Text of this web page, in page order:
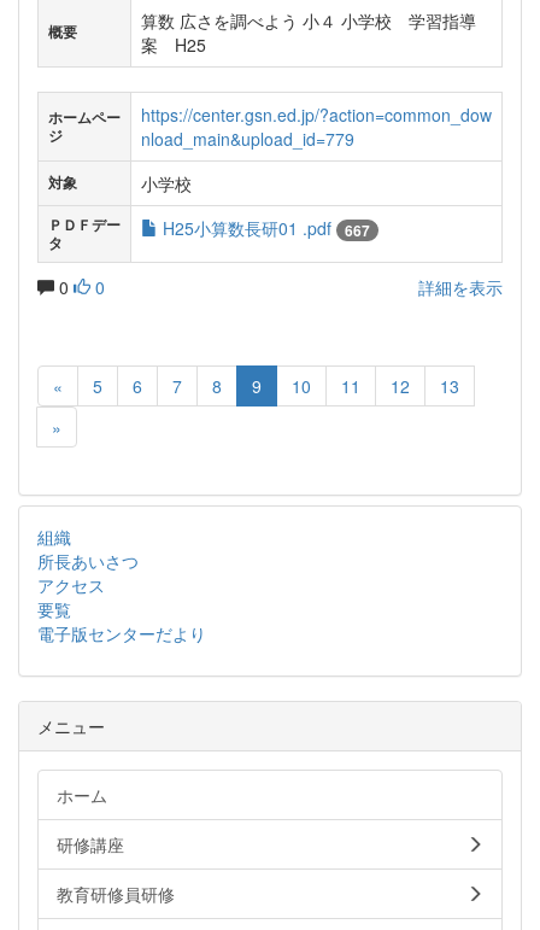
概要
算数 広さを調べよう 小４ 小学校 学習指導
案 H25
ホームペー
ジ
https://center.gsn.ed.jp/?action=common_dow
nload_main&upload_id=779
対象 小学校
ＰＤＦデー
タ
H25小算数長研01 .pdf 667
0 0 詳細を表示
« 5 6 7 8 9 10 11 12
13
»
組織
所長あいさつ
アクセス
要覧
電子版センターだより
メニュー
ホーム
研修講座
教育研修員研修